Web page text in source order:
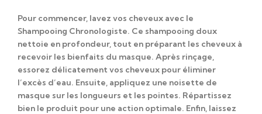
Pour commencer, lavez vos cheveux avec le
Shampooing Chronologiste. Ce shampooing doux
nettoie en profondeur, tout en préparant les cheveux à
recevoir les bienfaits du masque. Après rinçage
essorez délicatement vos cheveux pour éliminer
l’excès d’eau. Ensuite , appliquez une noisette de
masque sur les longueurs et les pointes. Répartissez
bien le produit pour une action optimale. Enfin , laissez